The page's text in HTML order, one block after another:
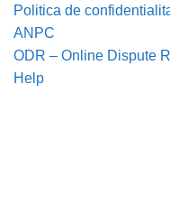
Politica de
ANPC
ODR – Online Dispute
Help